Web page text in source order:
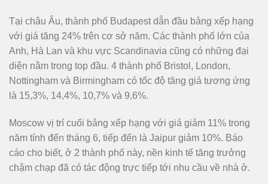
Tại châu Âu, thành phố Budapest dẫn đầu bảng xếp hạng
với giá tăng 24% trên cơ sở năm. Các thành phố lớn của
Anh, Hà Lan và khu vực Scandinavia cũng có những đại
diện nằm trong top đầu. 4 thành phố Bristol, London,
Nottingham và Birmingham có tốc độ tăng giá tương ứng
là 15,3%, 14,4%, 10,7% và 9,6%.
Moscow vị trí cuối bảng xếp hạng với giá giảm 11% trong
năm tính đến tháng 6, tiếp đến là Jaipur giảm 10%. Báo
cáo cho biết, ở 2 thành phố này, nền kinh tế tăng trưởng
chậm chạp đã có tác động trực tiếp tới nhu cầu về nhà ở.